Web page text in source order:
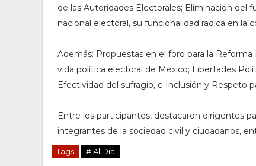
de las Autoridades Electorales; Eliminación del
nacional electoral, su funcionalidad radica en la
Además: Propuestas en el foro para la
vida política electoral de México; Libertades
Efectividad del sufragio, e Inclusión y Respeto
Entre los participantes, destacaron dirigentes
integrantes de la sociedad civil y ciudadanos,
Tags # Al Día